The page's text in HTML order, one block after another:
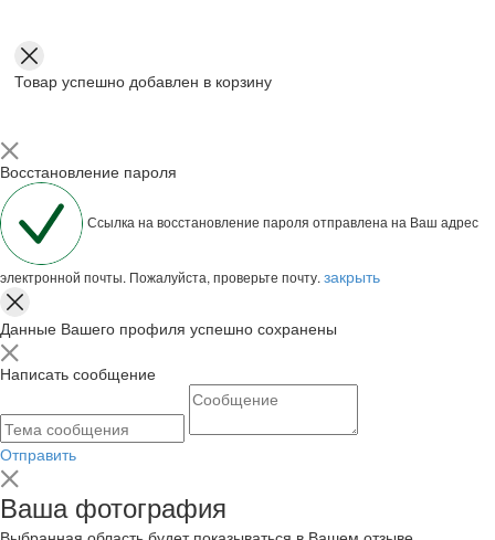
Товар успешно добавлен в корзину
Восстановление пароля
Ссылка на восстановление пароля отправлена на Ваш адрес
электронной почты. Пожалуйста, проверьте почту. закрыть
Данные Вашего профиля успешно сохранены
Написать сообщение
Отправить
Ваша фотография